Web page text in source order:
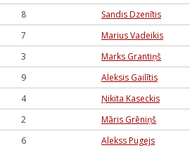
8 Sandis Dzenītis
7 Marius Vadeikis
3 Marks Grantiņš
9 Aleksis Gailītis
4 Ņikita Kaseckis
2 Māris Grēniņš
6 Alekss Pugejs